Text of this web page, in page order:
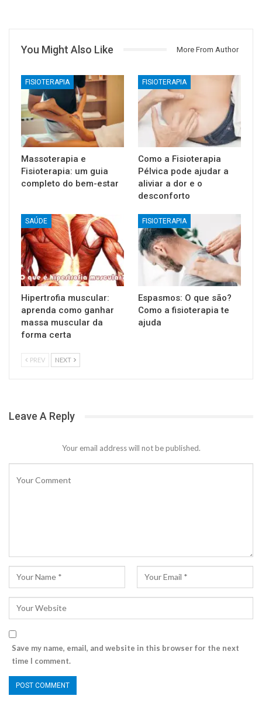
You Might Also Like More From Author
FISIOTERAPIA
Massoterapia e
Fisioterapia: um guia
completo do bem-estar
FISIOTERAPIA
Como a Fisioterapia
Pélvica pode ajudar a
aliviar a dor e o
desconforto
SAÚDE
Hipertrofia muscular:
aprenda como ganhar
massa muscular da
forma certa
FISIOTERAPIA
Espasmos: O que são?
Como a fisioterapia te
ajuda
PREV NEXT
Leave A Reply
Your email address will not be published.
Save my name, email, and website in this browser for the next
time I comment.